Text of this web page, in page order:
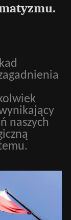
naszych